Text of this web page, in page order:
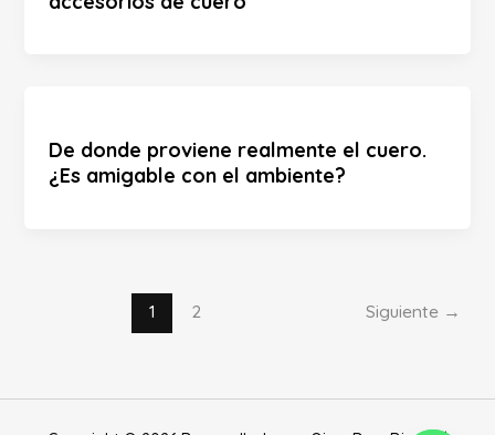
De donde proviene realmente el cuero.
¿Es amigable con el ambiente?
1 2 Siguiente →